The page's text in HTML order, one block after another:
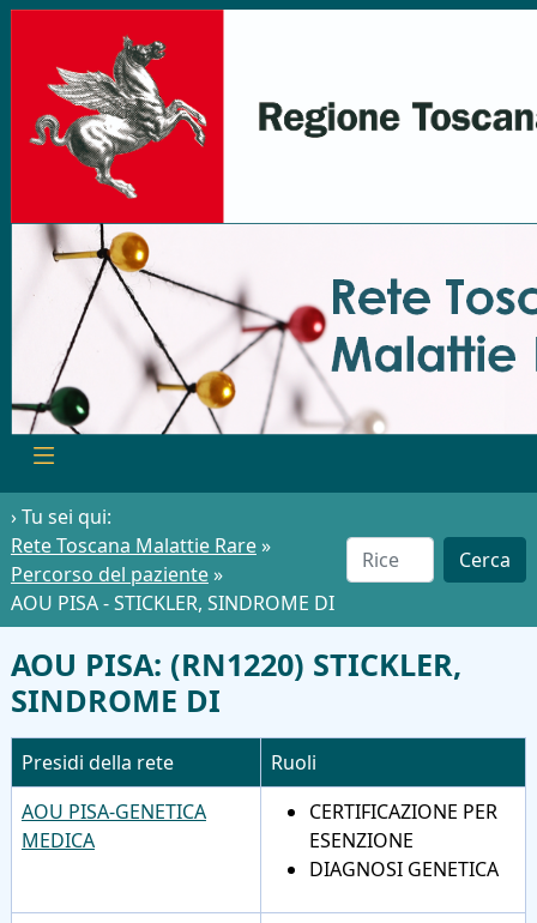
› Tu sei qui:
Rete Toscana Malattie Rare»
Percorso del paziente»
AOU PISA - STICKLER, SINDROME DI
Cerca
AOU PISA: (RN1220) STICKLER,
SINDROME DI
Presidi della rete
Ruoli
AOU PISA-GENETICA
MEDICA
CERTIFICAZIONE PER
ESENZIONE
DIAGNOSI GENETICA